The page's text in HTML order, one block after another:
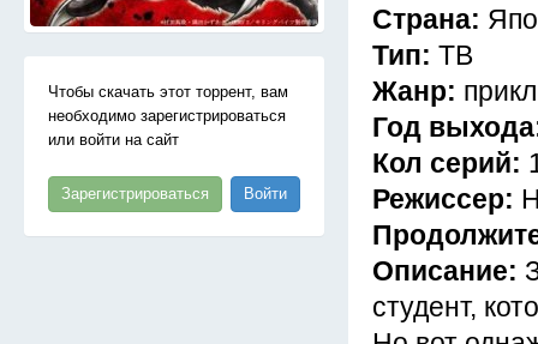
Чтобы скачать этот торрент, вам
необходимо зарегистрироваться
или войти на сайт
Зарегистрироваться Войти
Страна:
Тип: ТВ
Жанр:
Год
Кол серий:
Режиссер:
Описание:
студент,